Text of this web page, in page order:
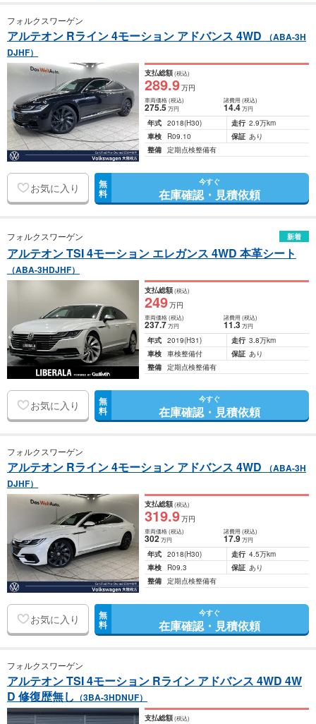
フォルクスワーゲン
アルテオン Rライン 4モーション アドバンス 4WD
（ABA-3H
DJHF）
支払総額(税込)
289.9万円
車両価格(税込)
275.5万円
諸費用 (税込)
14.4 万円
年式 2018(H30) 走行 2.9万km
車検
R09.10 保証 あり
整備 定期点検整備有
お気に入り 無
料
今すぐ
在庫確認・見積依頼
フォルクスワーゲン 新着
アルテオン TSI 4モーション エレガンス 4WD 本革シート
（ABA-3HDJHF）
支払総額(税込)
249万円
車両価格(税込)
237.7万円
諸費用 (税込)
11.3 万円
年式 2019(H31) 走行 3.8万km
車検 車検整備付 保証 あり
整備 定期点検整備有
お気に入り 無
料
今すぐ
在庫確認・見積依頼
フォルクスワーゲン
アルテオン Rライン 4モーション アドバンス 4WD
（ABA-3H
DJHF）
支払総額(税込)
319.9万円
車両価格(税込)
302万円
諸費用 (税込)
17.9 万円
年式 2018(H30) 走行 4.5万km
車検
R09.3 保証 あり
整備 定期点検整備有
お気に入り 無
料
今すぐ
在庫確認・見積依頼
フォルクスワーゲン
アルテオン TSI 4モーション Rライン アドバンス 4WD 4W
D 修復歴無し （3BA-3HDNUF）
支払総額(税込)